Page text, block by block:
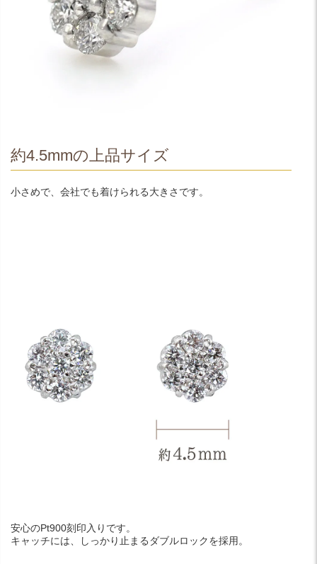
約4.5mmの上品サイズ
小さめで、会社でも着けられる大きさです。
安心のPt900刻印入りです。
キャッチには、しっかり止まるダブルロックを採用。